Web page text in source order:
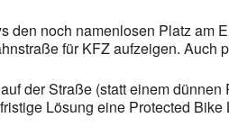
den noch namenlosen Platz
für KFZ aufzeigen.
auf der Straße (statt einem dünnen
Lösung eine Protected